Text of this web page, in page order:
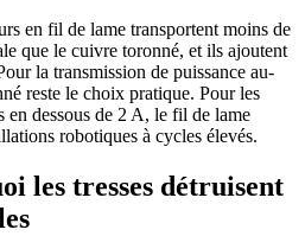
en fil de lame transportent moins de
que le cuivre toronné, et ils ajoutent
la transmission de puissance au-
reste le choix pratique. Pour les
en dessous de 2 A, le fil de lame
robotiques à cycles élevés.
les tresses détruisent